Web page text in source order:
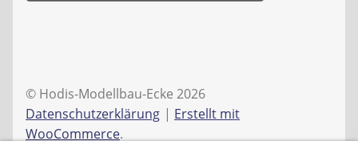
© Hodis-Modellbau-Ecke 2026
Datenschutzerklärung
Erstellt mit
WooCommerce.